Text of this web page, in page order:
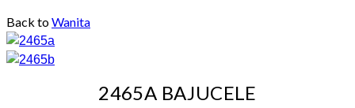
Back toWanita
2465A BAJUCELE